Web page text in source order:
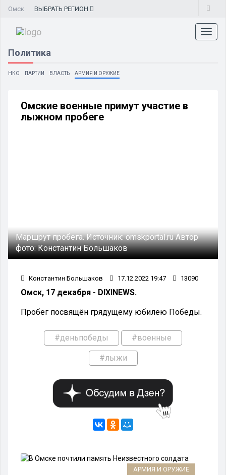
Омск ВЫБРАТЬ РЕГИОН
Политика
НКО ПАРТИИ ВЛАСТЬ АРМИЯ И ОРУЖИЕ
Омские военные примут участие в
лыжном пробеге
Маршрут пробега.Источник:omskportal.ruАвтор
фото:Константин Большаков
Константин Большаков 17.12.2022 19:47 13090
Омск, 17 декабря - DIXINEWS.
Пробег посвящён грядущему юбилею Победы.
#деньпобеды #военные
#лыжи
АРМИЯ И ОРУЖИЕ